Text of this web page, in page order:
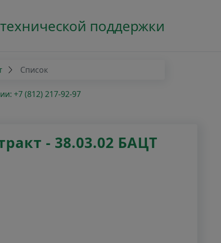
поддержки
Список
+7 (812) 217-92-97
- 38.03.02 БАЦТ